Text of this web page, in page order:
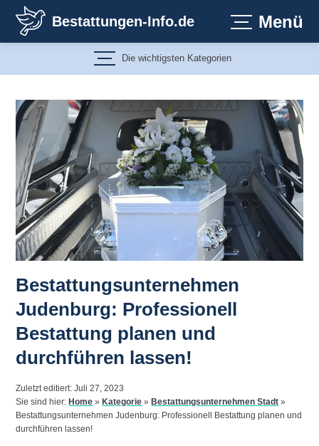
Inhalt
springen
Bestattungen-Info.de Menü
Die wichtigsten Kategorien
Bestattungsunternehmen
Judenburg: Professionell
Bestattung planen und
durchführen lassen!
Zuletzt editiert: Juli 27, 2023
Sie sind hier: Home » Kategorie » Bestattungsunternehmen Stadt »
Bestattungsunternehmen Judenburg: Professionell Bestattung planen und
durchführen lassen!